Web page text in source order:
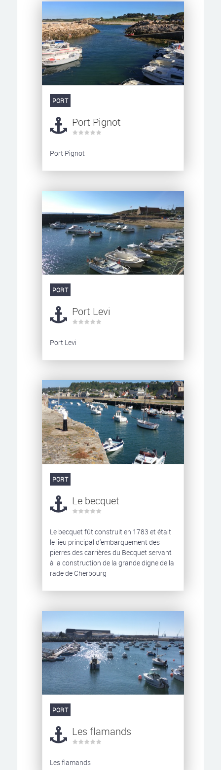
PORT
Port Pignot
Port Pignot
PORT
Port Levi
Port Levi
PORT
Le becquet
Le becquet fût construit en 1783 et était
le lieu principal d'embarquement des
pierres des carrières du Becquet servant
à la construction de la grande digne de la
rade de Cherbourg
PORT
Les flamands
Les flamands